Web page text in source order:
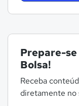
Prepare-se
Bolsa!
Receba
diretamente no